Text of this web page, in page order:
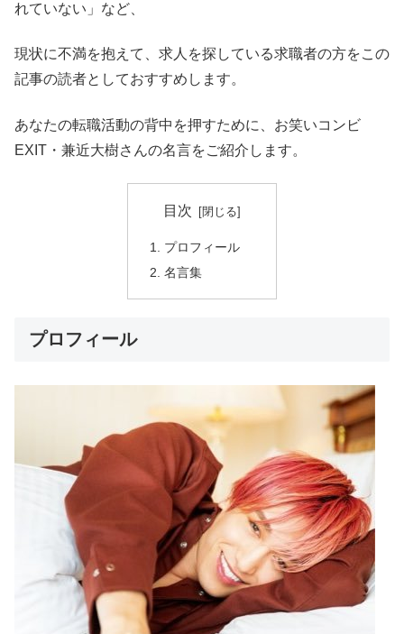
れていない」など、
現状に不満を抱えて、求人を探している求職者の方をこの
記事の読者としておすすめします。
あなたの転職活動の背中を押すために、お笑いコンビ
EXIT・兼近大樹さんの名言をご紹介します。
目次
プロフィール
名言集
プロフィール